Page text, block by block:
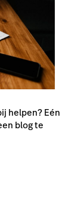
helpen? Eén
blog te